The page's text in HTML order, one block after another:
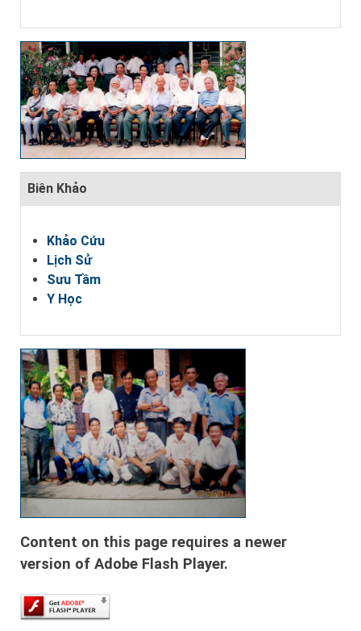
Biên Khảo
Khảo Cứu
Lịch Sử
Sưu Tầm
Y Học
Content on this page requires a newer
version of Adobe Flash Player.